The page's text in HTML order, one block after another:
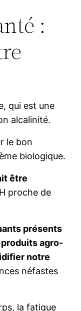
:
qui est une
alcalinité.
le bon
biologique.
être
proche de
présents
produits agro-
notre
néfastes
la fatigue